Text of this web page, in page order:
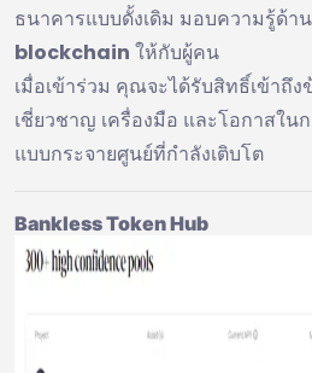
ธนาคารแบบดั้งเดิม มอบความรู้ด้าน
blockchain ให้กับผู้คน
เมื่อเข้าร่วม คุณจะได้รับสิทธิ์เข้าถึง
เชี่ยวชาญ เครื่องมือ และโอกาสใน
แบบกระจายศูนย์ที่กำลังเติบโต
Bankless Token Hub